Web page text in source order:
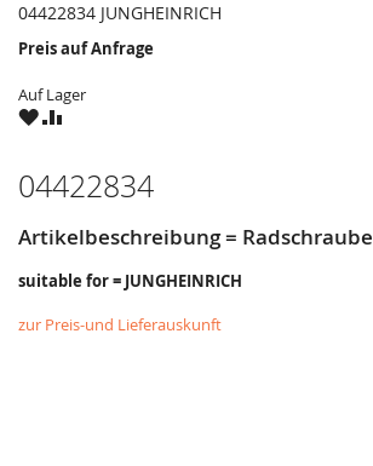
04422834 JUNGHEINRICH
Preis auf Anfrage
Auf Lager
ZUZU
04422834
Artikelbeschreibung = Radschraube
suitable for = JUNGHEINRICH
zur Preis-und Lieferauskunft